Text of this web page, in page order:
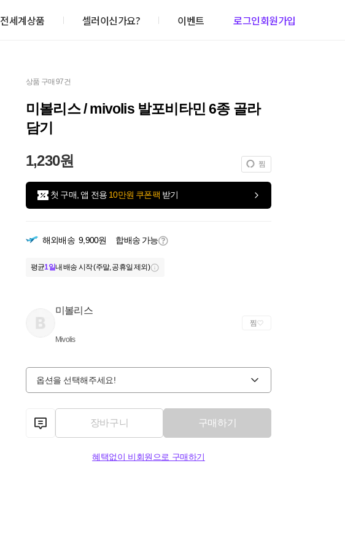
전세계상품 셀러이신가요? 이벤트 로그인회원가입
상품 구매 97건
미볼리스 / mivolis 발포비타민 6종 골라
담기
1,230원 찜
첫 구매, 앱 전용 10만원 쿠폰팩 받기
해외배송 9,900원 합배송 가능
평균1일내 배송 시작 (주말, 공휴일 제외)
미볼리스
Mivolis
찜
옵션을 선택해주세요!
장바구니 구매하기
혜택없이 비회원으로 구매하기